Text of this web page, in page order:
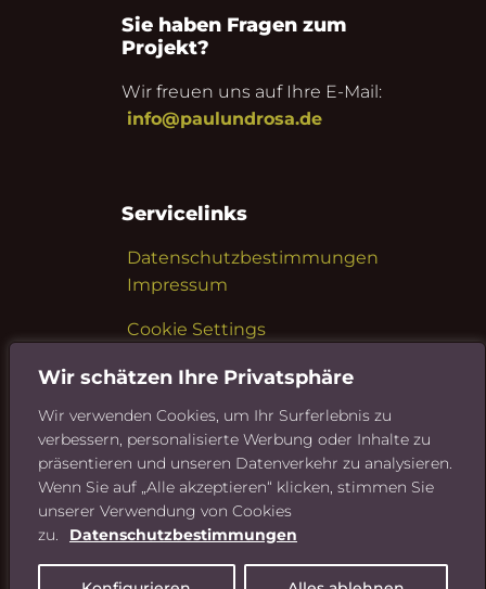
Wir schätzen Ihre Privatsphäre
Wir verwenden Cookies, um Ihr Surferlebnis zu
verbessern, personalisierte Werbung oder Inhalte zu
präsentieren und unseren Datenverkehr zu analysieren.
Wenn Sie auf „Alle akzeptieren“ klicken, stimmen Sie
unserer Verwendung von Cookies
zu.
Datenschutzbestimmungen
Sie haben Fragen zum
Projekt?
Wir freuen uns auf Ihre E-Mail:
info@paulundrosa.de
Servicelinks
Datenschutzbestimmungen
Impressum
Cookie Settings
Sie möchten mehr über
Riedel Bau erfahren?
Hier geht's zur Riedel Bau
Website